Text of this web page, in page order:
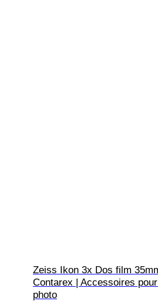
Zeiss Ikon 3x Dos film
Contarex | Accessoires
photo